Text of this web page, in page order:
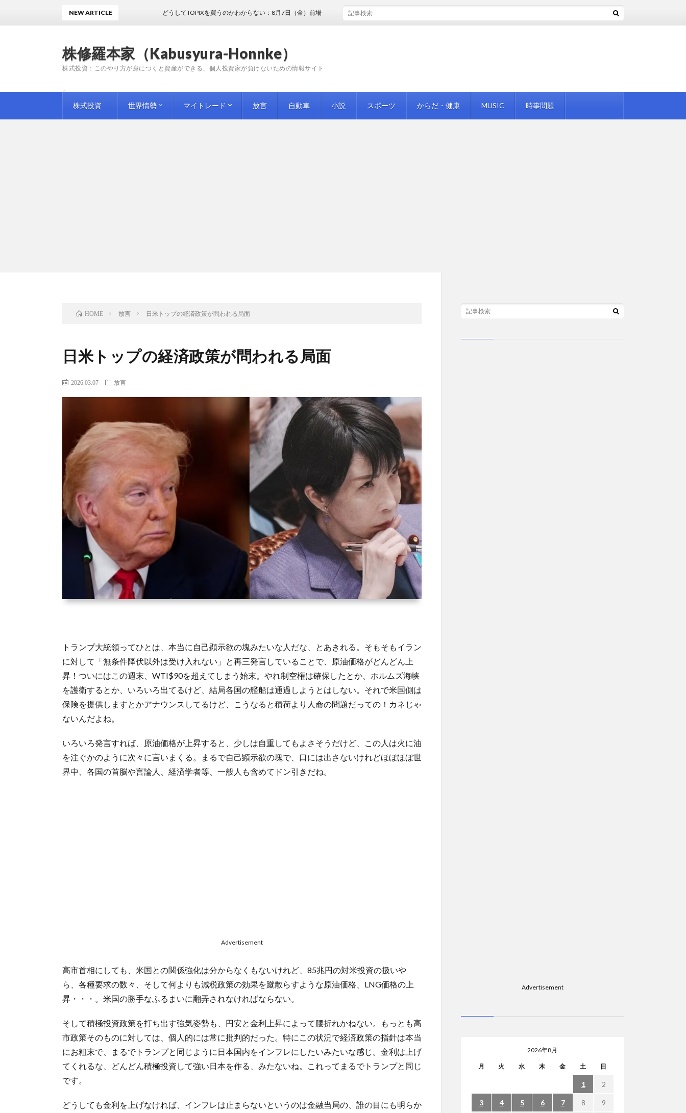
株修羅本家（Kabusyura-Honnke）
株式投資：このやり方が身につくと資産ができる、個人投資家が負けないための情報サイト
株式投資 世界情勢 マイトレード 放言 自動車 小説 スポーツ からだ・健康 MUSIC 時事問題
NEW ARTICLE どうしてTOPIXを買うのかわからない：8月7日（金）前場
HOME 放言 日米トップの経済政策が問われる局面
日米トップの経済政策が問われる局面
2026.03.07 放言
トランプ大統領ってひとは、本当に自己顕示欲の塊みたいな人だな、とあきれる。そもそもイラン
に対して「無条件降伏以外は受け入れない」と再三発言していることで、原油価格がどんどん上
昇！ついにはこの週末、WTI$90を超えてしまう始末。やれ制空権は確保したとか、ホルムズ海峡
を護衛するとか、いろいろ出てるけど、結局各国の艦船は通過しようとはしない。それで米国側は
保険を提供しますとかアナウンスしてるけど、こうなると積荷より人命の問題だっての！カネじゃ
ないんだよね。
いろいろ発言すれば、原油価格が上昇すると、少しは自重してもよさそうだけど、この人は火に油
を注ぐかのように次々に言いまくる。まるで自己顕示欲の塊で、口には出さないけれどほぼほぼ世
界中、各国の首脳や言論人、経済学者等、一般人も含めてドン引きだね。
Advertisement
高市首相にしても、米国との関係強化は分からなくもないけれど、85兆円の対米投資の扱いや
ら、各種要求の数々、そして何よりも減税政策の効果を蹴散らすような原油価格、LNG価格の上
昇・・・。米国の勝手なふるまいに翻弄されなければならない。
そして積極投資政策を打ち出す強気姿勢も、円安と金利上昇によって腰折れかねない。もっとも高
市政策そのものに対しては、個人的には常に批判的だった。特にこの状況で経済政策の指針は本当
にお粗末で、まるでトランプと同じように日本国内をインフレにしたいみたいな感じ。金利は上げ
てくれるな、どんどん積極投資して強い日本を作る、みたないね。これってまるでトランプと同じ
です。
どうしても金利を上げなければ、インフレは止まらないというのは金融当局の、誰の目にも明らか
Advertisement
2026年8月
月 火 水 木 金 土 日
1 2
3 4 5 6 7 8 9